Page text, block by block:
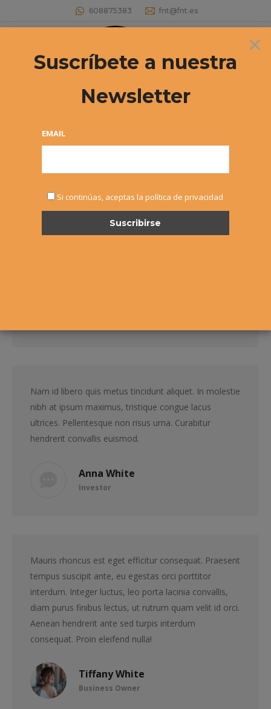
608875383 fnt@fnt.es
Buscar:
Testimonials
sed turpis interdum consequat. Proin eleifend nulla! In
molestie nibh at ipsum maximus, tristique congue
Anna White
Investor
Nam id libero quis metus tincidunt aliquet. In molestie
nibh at ipsum maximus, tristique congue lacus
ultrices. Pellentesque non risus urna. Curabitur
hendrerit convallis euismod.
Tiffany White
Business Owner
Mauris rhoncus est eget efficitur consequat. Praesent
tempus suscipit ante, eu egestas orci porttitor
interdum. Integer luctus, leo porta lacinia convallis,
diam purus finibus lectus, ut rutrum quam velit id orci.
Aenean hendrerit ante sed turpis interdum
consequat. Proin eleifend nulla!
×
Suscríbete a nuestra
Newsletter
EMAIL
Si continúas, aceptas la política de privacidad